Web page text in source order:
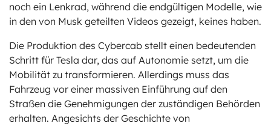
noch ein Lenkrad, während die endgültigen Modelle, wie
in den von Musk geteilten Videos gezeigt, keines haben.
Die Produktion des Cybercab stellt einen bedeutenden
Schritt für Tesla dar, das auf Autonomie setzt, um die
Mobilität zu transformieren. Allerdings muss das
Fahrzeug vor einer massiven Einführung auf den
Straßen die Genehmigungen der zuständigen Behörden
erhalten. Angesichts der Geschichte von